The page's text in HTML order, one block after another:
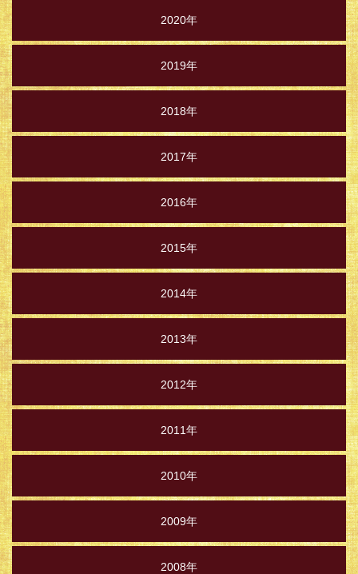
2020年
2019年
2018年
2017年
2016年
2015年
2014年
2013年
2012年
2011年
2010年
2009年
2008年